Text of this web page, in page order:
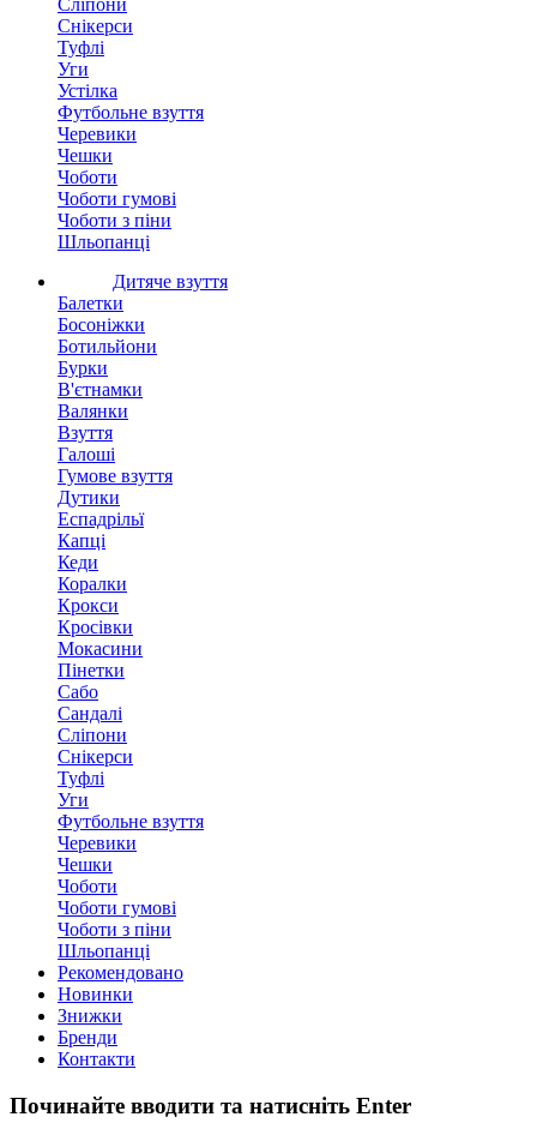
Сліпони
Снікерси
Туфлі
Уги
Устілка
Футбольне взуття
Черевики
Чешки
Чоботи
Чоботи гумові
Чоботи з піни
Шльопанці
Дитяче взуття
Балетки
Босоніжки
Ботильйони
Бурки
В'єтнамки
Валянки
Взуття
Галоші
Гумове взуття
Дутики
Еспадрільї
Капці
Кеди
Коралки
Крокси
Кросівки
Мокасини
Пінетки
Сабо
Сандалі
Сліпони
Снікерси
Туфлі
Уги
Футбольне взуття
Черевики
Чешки
Чоботи
Чоботи гумові
Чоботи з піни
Шльопанці
Рекомендовано
Новинки
Знижки
Бренди
Контакти
Починайте вводити та натиснiть Enter